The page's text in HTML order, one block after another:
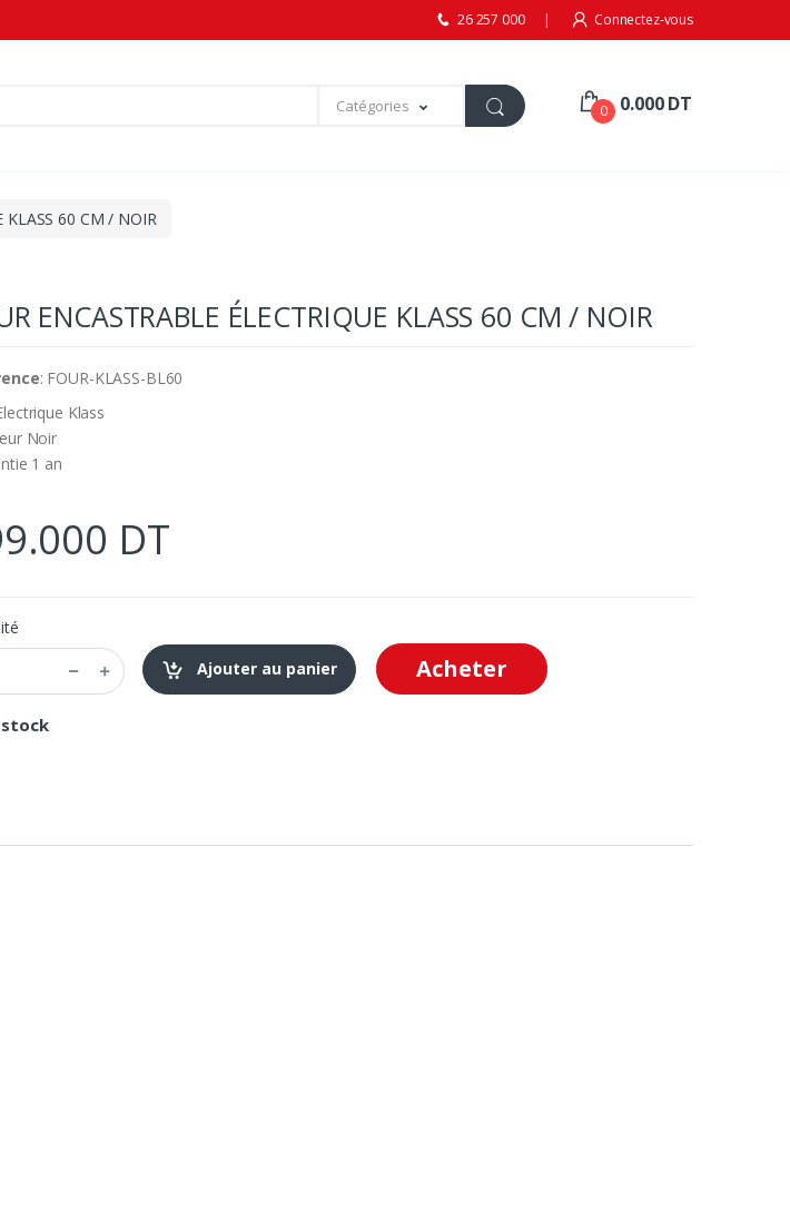
26 257 000 Connectez-vous
Catégories 0 0.000 DT
KLASS 60 CM / NOIR
ENCASTRABLE ÉLECTRIQUE KLASS 60 CM / NOIR
: FOUR-KLASS-BL60
Klass
Noir
1 an
DT
Ajouter au panier
Acheter